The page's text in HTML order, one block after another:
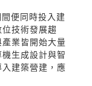
便同時投入建
技術發展趨
業皆開始大量
生成設計與智
建築營建，應